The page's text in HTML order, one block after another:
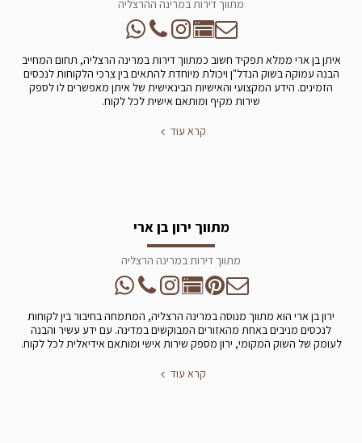
מתווך דירות במרינה ההרצליה
איתן בן ארי ממלא תפקיד חשוב כמתווך דירות במרינה הרצליה, תחום המחייב
הבנה עמוקה בשוק הנדל"ן ויכולת מיוחדת להתאים בין צרכי הלקוחות לנכסים
הזמינים. הידע המקצועי והאישיות הבינאישית של איתן מאפשרים לו לספק
שירות מקיף ומותאם אישית לכל לקוח.
קרא עוד
מתווך ירון בן ארי
מתווך דירות במרינה הרצליה
ירון בן ארי הוא מתווך מנוסה במרינה הרצליה, המתמחה בחיבור בין לקוחות
לנכסים מניבים באחת מהאזורים המבוקשים במדינה. עם ידע עשיר והבנה
לעומק של השוק המקומי, ירון מספק שירות אישי ומותאם אידיאלית לכל לקוח.
קרא עוד